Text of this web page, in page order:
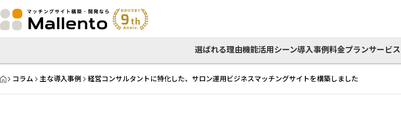
選ばれる理由機能活用シーン導入事例料金プランサービス
HOME
コラム 主な導入事例 経営コンサルタントに特化した、サロン運用ビジネスマッチングサイトを構築しました